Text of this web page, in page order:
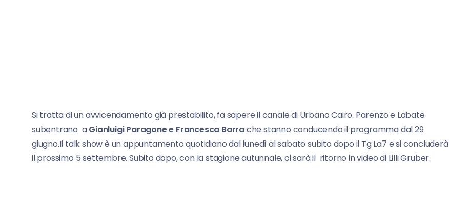
Si tratta di un avvicendamento già prestabilito, fa sapere il canale di Urbano Cairo. Parenzo e Labate
subentrano aGianluigi Paragone e Francesca Barrache stanno conducendo il programma dal 29
giugno.Il talk show è un appuntamento quotidiano dal lunedì al sabato subito dopo il Tg La7 e si concluderà
il prossimo 5 settembre. Subito dopo, con la stagione autunnale, ci sarà il ritorno in video di Lilli Gruber.